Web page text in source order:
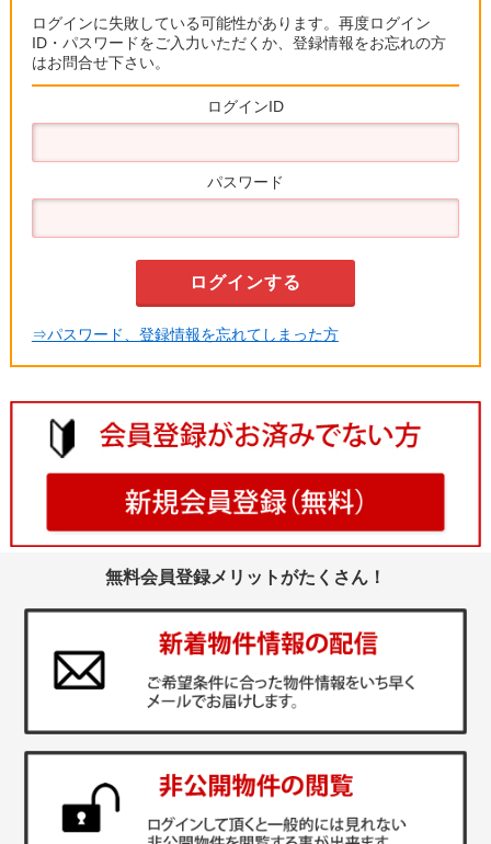
ログインに失敗している可能性があります。再度ログイン
ID・パスワードをご入力いただくか、登録情報をお忘れの方
はお問合せ下さい。
ログインID
パスワード
⇒パスワード、登録情報を忘れてしまった方
無料会員登録メリットがたくさん！